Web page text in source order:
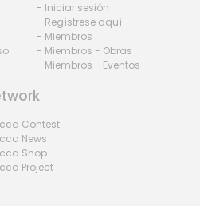
- Iniciar sesión
- Regístrese aquí
- Miembros
- Miembros - Obras
- Miembros - Eventos
Contest
News
Shop
Project